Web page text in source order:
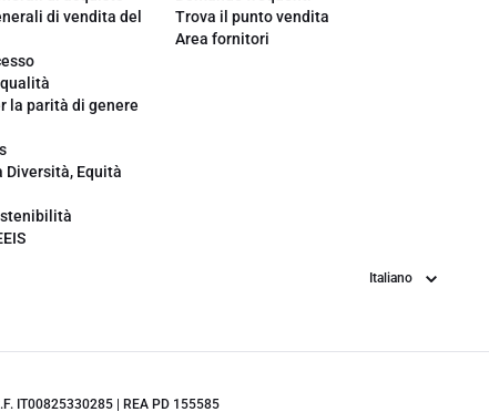
di vendita del
la parità di genere
Diversità, Equità
Trova il punto vendita
Area fornitori
Lingua
IT00825330285 | REA PD 155585